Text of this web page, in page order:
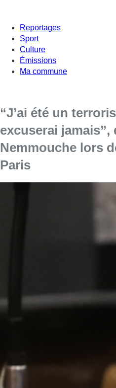
Reportages
Sport
Culture
Émissions
Ma commune
“J’ai été un
excuserai jamais”,
Nemmouche lors
Paris